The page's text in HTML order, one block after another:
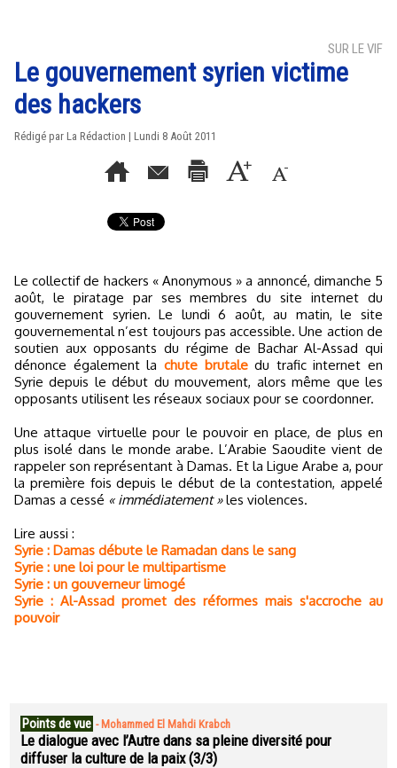
SUR LE VIF
Le gouvernement syrien victime
des hackers
Rédigé par La Rédaction | Lundi 8 Août 2011
Le collectif de hackers « Anonymous » a annoncé, dimanche 5
août, le piratage par ses membres du site internet du
gouvernement syrien. Le lundi 6 août, au matin, le site
gouvernemental n’est toujours pas accessible. Une action de
soutien aux opposants du régime de Bachar Al-Assad qui
dénonce également la chute brutaledu trafic internet en
Syrie depuis le début du mouvement, alors même que les
opposants utilisent les réseaux sociaux pour se coordonner.
Une attaque virtuelle pour le pouvoir en place, de plus en
plus isolé dans le monde arabe. L’Arabie Saoudite vient de
rappeler son représentant à Damas. Et la Ligue Arabe a, pour
la première fois depuis le début de la contestation, appelé
Damas a cessé « immédiatement »les violences.
Lire aussi :
Syrie : Damas débute le Ramadan dans le sang
Syrie : une loi pour le multipartisme
Syrie : un gouverneur limogé
Syrie : Al-Assad promet des réformes mais s'accroche au
pouvoir
Points de vue - Mohammed El Mahdi Krabch
Le dialogue avec l’Autre dans sa pleine diversité pour
diffuser la culture de la paix (3/3)